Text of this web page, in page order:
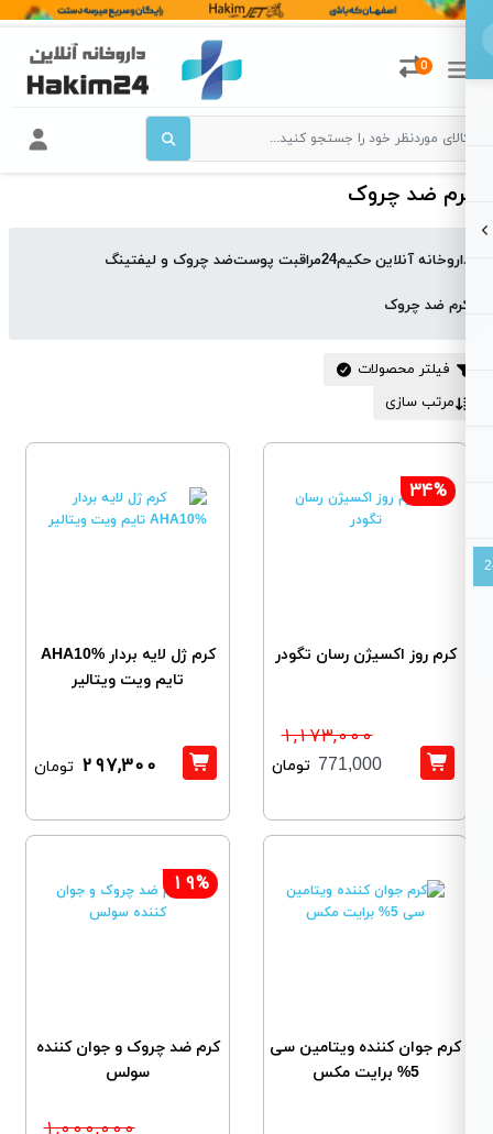
0
ضد چروک
آنلاین حکیم24 مراقبت پوستضد چروک و لیفتینگ
ضد چروک
فیلتر محصولات
مرتب سازی
34%
کرم روز اکسیژن رسان تگودر
1,173,000
771,000 تومان
کرم ژل لایه بردار AHA10%
تایم ویت ویتالیر
297,300 تومان
کرم جوان کننده ویتامین سی
19%
کرم ضد چروک و جوان کننده
سولس